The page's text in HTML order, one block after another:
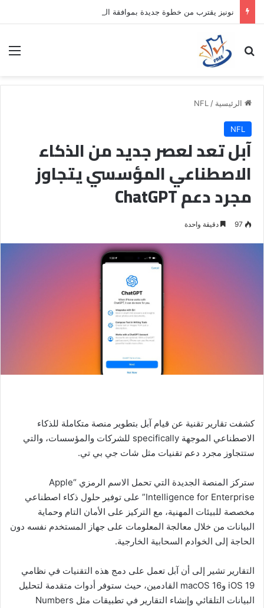
نونيز يقترب من خطوة جديدة بموافقة الهلال
بحث عن
الرئيسية /
NFL
NFL
آبل تعد لعصر جديد من الذكاء
الاصطناعي المؤسسي يتجاوز
مجرد دعم ChatGPT
97 دقيقة واحدة
كشفت تقارير تقنية عن قيام آبل بتطوير منصة متكاملة للذكاء
الاصطناعي الموجهة specifically للشركات والمؤسسات، والتي
ستتجاوز مجرد دعم تقنيات مثل شات جي بي تي.
ستركز المنصة الجديدة التي تحمل الاسم الرمزي “Apple
Intelligence for Enterprise” على توفير حلول ذكاء اصطناعي
مخصصة للبيئات المهنية، مع التركيز على الأمان التام وحماية
البيانات من خلال معالجة المعلومات على جهاز المستخدم نفسه دون
الحاجة إلى الخوادم السحابية الخارجية.
التقارير تشير إلى أن آبل تعمل على دمج هذه التقنيات في نظامي
iOS 19 وmacOS 16 القادمين، حيث ستوفر أدوات متقدمة لتحليل
البيانات التلقائي وإنشاء التقارير في تطبيقات مثل Numbers